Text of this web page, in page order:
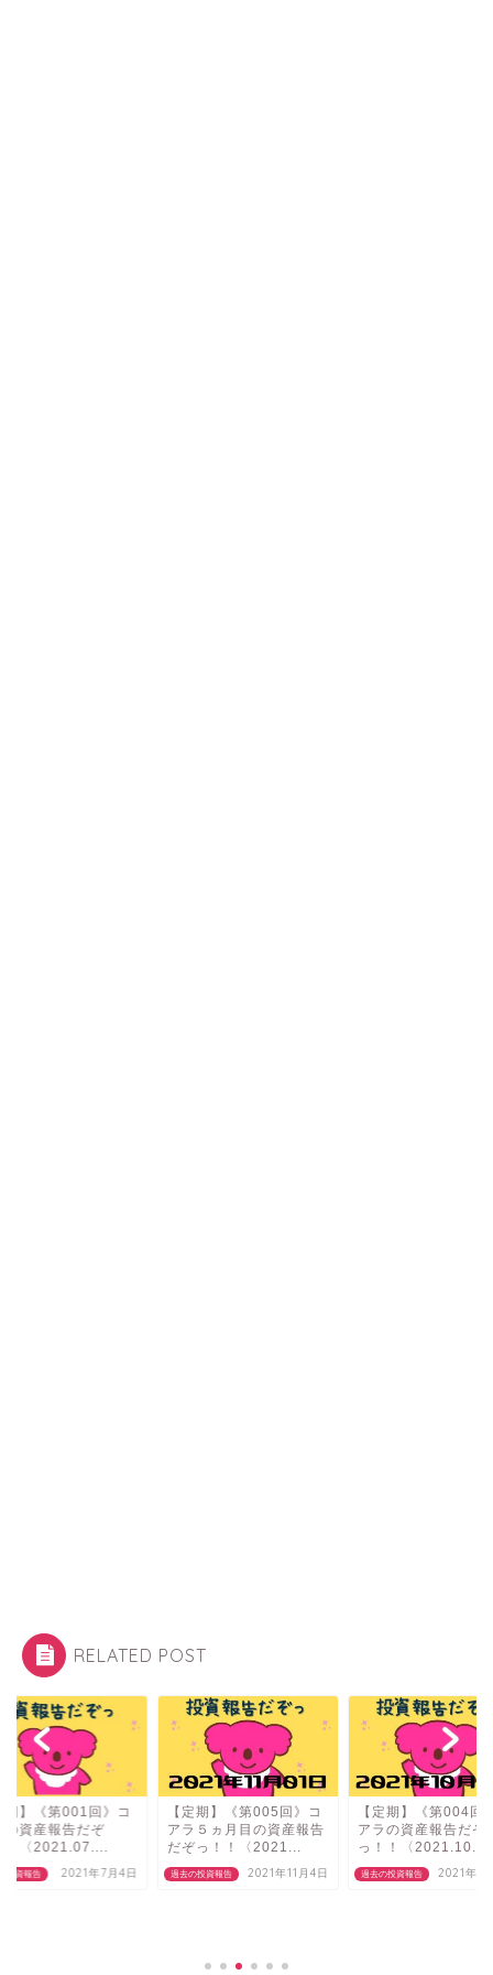
RELATED POST
投資報告
期】《第001回》コ
の資産報告だぞ
！〈2021.07....
2021年7月4日 過去の投資報告
【定期】《第005回》コ
アラ５ヵ月目の資産報告
だぞっ！！〈2021...
2021年11月4日 過去の投資報告
【定期】《第004回
アラの資産報告だぞ
っ！！〈2021.10....
2021年10